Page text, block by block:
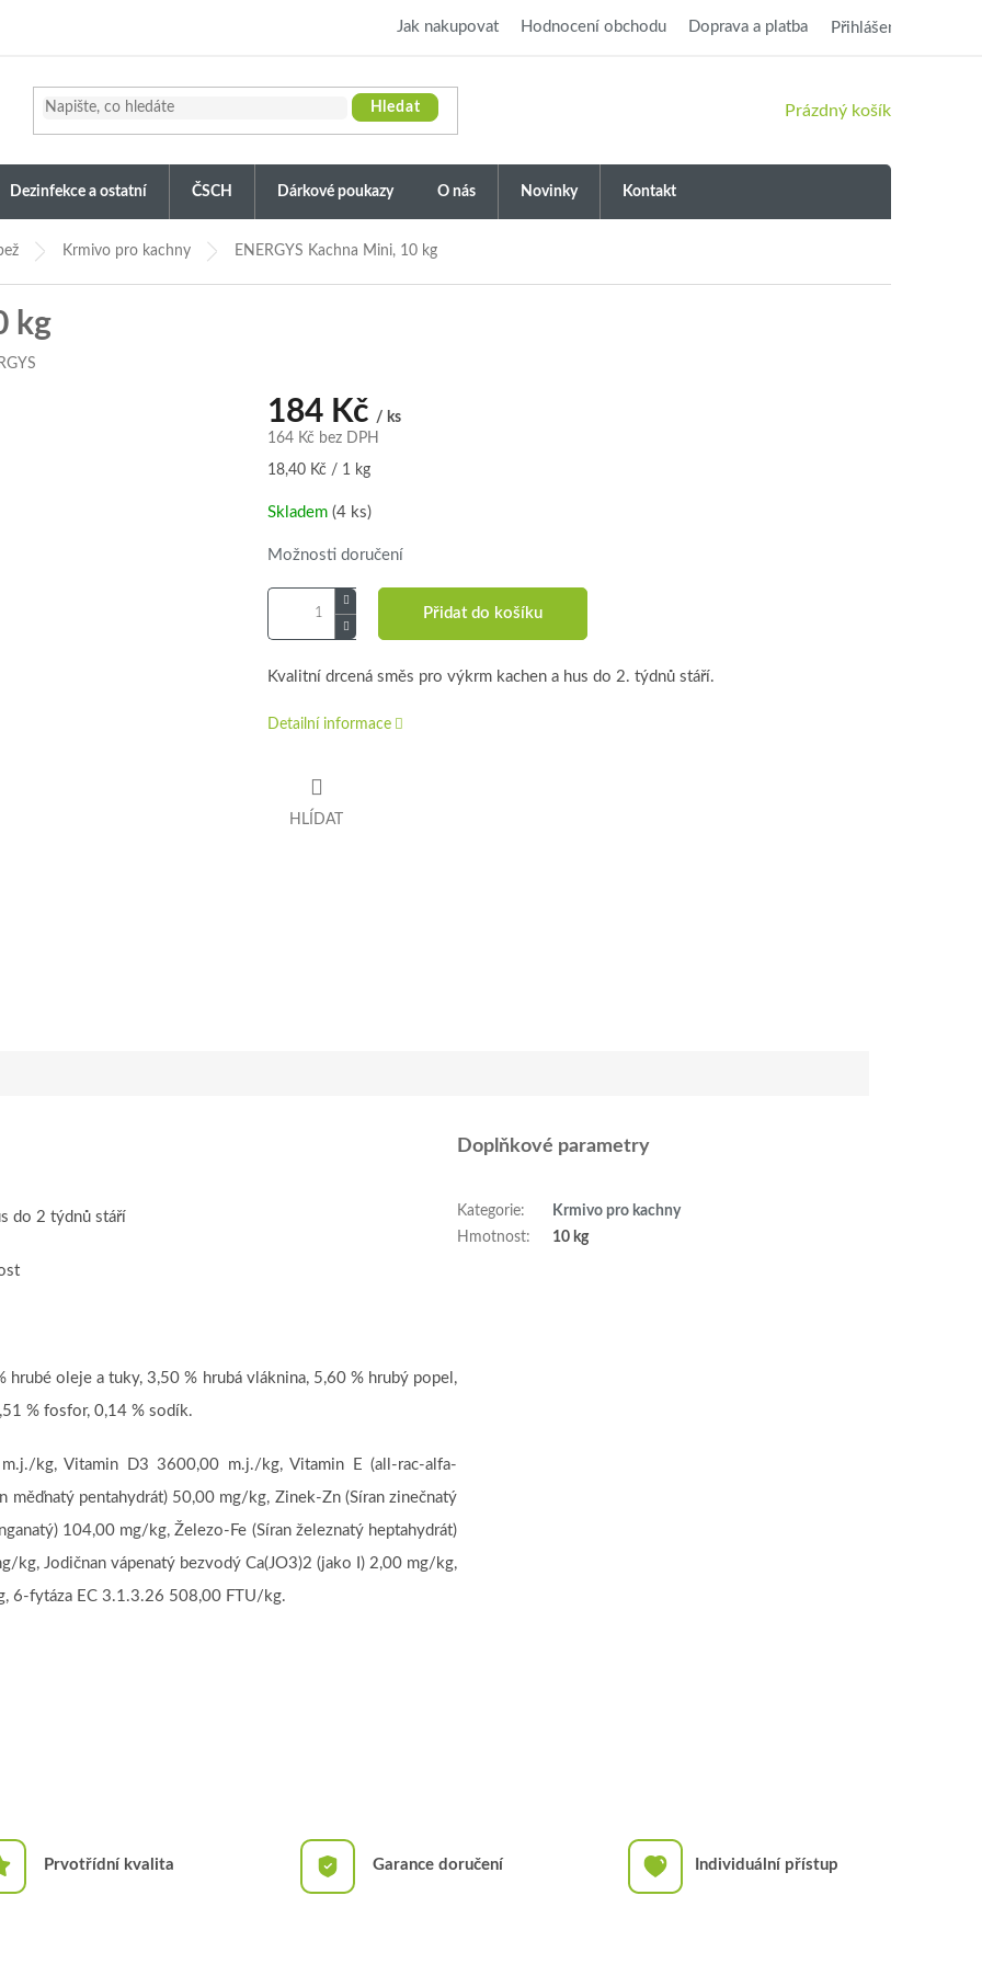
Jak nakupovat Hodnocení obchodu Doprava a platba Přihlášení
Hledat
NÁKUPNÍ
Prázdný košík
Dezinfekce a ostatní ČSCH Dárkové poukazy O nás Novinky Kontakt
Krmivo pro kachny ENERGYS Kachna Mini, 10 kg
kg
184 Kč / ks
164 Kč bez DPH
Měrná
18,40 Kč / 1 kg
Skladem (4 ks)
Možnosti doručení
Přidat do košíku
Kvalitní drcená směs pro výkrm kachen a hus do 2. týdnů stáří.
Detailní informace
HLÍDAT
do 2 týdnů stáří
hrubé oleje a tuky, 3,50 % hrubá vláknina, 5,60 % hrubý popel,
% fosfor, 0,14 % sodík.
kg, Vitamin D3 3600,00 m.j./kg, Vitamin E (all-rac-alfa-
pentahydrát) 50,00 mg/kg, Zinek-Zn (Síran zinečnatý
104,00 mg/kg, Železo-Fe (Síran železnatý heptahydrát)
kg, Jodičnan vápenatý bezvodý Ca(JO3)2 (jako I) 2,00 mg/kg,
6-fytáza EC 3.1.3.26 508,00 FTU/kg.
Doplňkové parametry
Kategorie:
Krmivo pro kachny
Hmotnost: 10 kg
Prvotřídní kvalita Garance doručení Individuální přístup